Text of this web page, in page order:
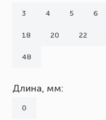
3 4 5 6
18 20 22
48
Длина, мм:
0